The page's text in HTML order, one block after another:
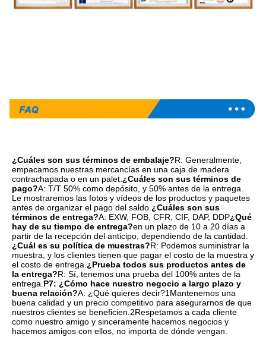
¿Cuáles son sus términos de embalaje?R: Generalmente,
empacamos nuestras mercancías en una caja de madera
contrachapada o en un palet.¿Cuáles son sus términos de
pago?A: T/T 50% como depósito, y 50% antes de la entrega.
Le mostraremos las fotos y vídeos de los productos y paquetes
antes de organizar el pago del saldo.¿Cuáles son sus
términos de entrega?A: EXW, FOB, CFR, CIF, DAP, DDP¿Qué
hay de su tiempo de entrega?en un plazo de 10 a 20 días a
partir de la recepción del anticipo, dependiendo de la cantidad.
¿Cuál es su política de muestras?R: Podemos suministrar la
muestra, y los clientes tienen que pagar el costo de la muestra y
el costo de entrega.¿Prueba todos sus productos antes de
la entrega?R: Sí, tenemos una prueba del 100% antes de la
entrega.P7: ¿Cómo hace nuestro negocio a largo plazo y
buena relación?A: ¿Qué quieres decir?1Mantenemos una
buena calidad y un precio competitivo para asegurarnos de que
nuestros clientes se beneficien.2Respetamos a cada cliente
como nuestro amigo y sinceramente hacemos negocios y
hacemos amigos con ellos, no importa de dónde vengan.